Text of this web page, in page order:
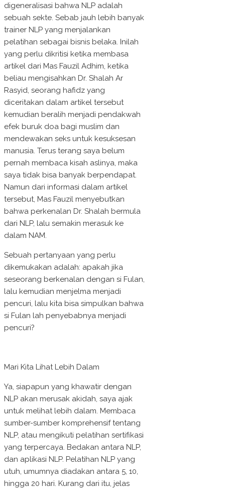
digeneralisasi bahwa NLP adalah
sebuah sekte. Sebab jauh lebih banyak
trainer NLP yang menjalankan
pelatihan sebagai bisnis belaka. Inilah
yang perlu dikritisi ketika membasa
artikel dari Mas Fauzil Adhim, ketika
beliau mengisahkan Dr. Shalah Ar
Rasyid, seorang hafidz yang
diceritakan dalam artikel tersebut
kemudian beralih menjadi pendakwah
efek buruk doa bagi muslim dan
mendewakan seks untuk kesuksesan
manusia. Terus terang saya belum
pernah membaca kisah aslinya, maka
saya tidak bisa banyak berpendapat.
Namun dari informasi dalam artikel
tersebut, Mas Fauzil menyebutkan
bahwa perkenalan Dr. Shalah bermula
dari NLP, lalu semakin merasuk ke
dalam NAM.
Sebuah pertanyaan yang perlu
dikemukakan adalah: apakah jika
seseorang berkenalan dengan si Fulan,
lalu kemudian menjelma menjadi
pencuri, lalu kita bisa simpulkan bahwa
si Fulan lah penyebabnya menjadi
pencuri?
Mari Kita Lihat Lebih Dalam
Ya, siapapun yang khawatir dengan
NLP akan merusak akidah, saya ajak
untuk melihat lebih dalam. Membaca
sumber-sumber komprehensif tentang
NLP, atau mengikuti pelatihan sertifikasi
yang terpercaya. Bedakan antara NLP,
dan aplikasi NLP. Pelatihan NLP yang
utuh, umumnya diadakan antara 5, 10,
hingga 20 hari. Kurang dari itu, jelas